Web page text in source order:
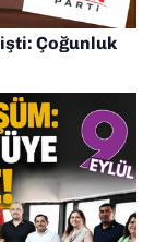
Çoğunluk